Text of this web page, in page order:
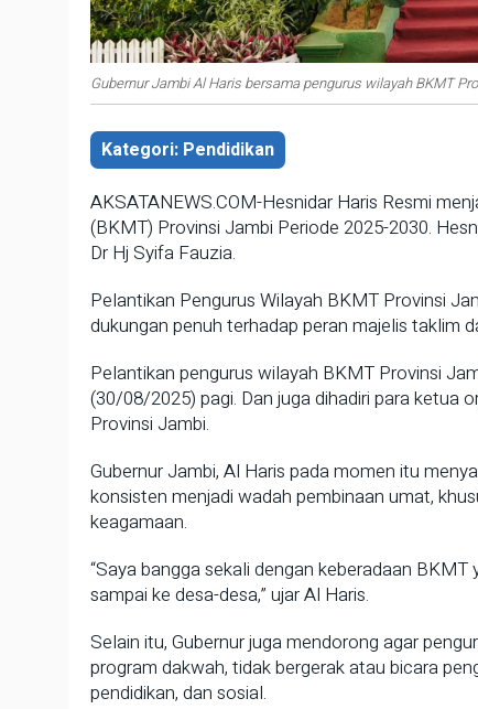
Gubernur Jambi Al Haris bersama pengurus wilayah BKMT
Kategori: Pendidikan
AKSATANEWS.COM-Hesnidar Haris Resmi
(BKMT) Provinsi Jambi Periode 2025-2030.
Dr Hj Syifa Fauzia.
Pelantikan Pengurus Wilayah BKMT Provinsi
dukungan penuh terhadap peran majelis taklim
Pelantikan pengurus wilayah BKMT Provinsi
(30/08/2025) pagi. Dan juga dihadiri para ketua
Provinsi Jambi.
Gubernur Jambi, Al Haris pada momen itu
konsisten menjadi wadah pembinaan umat,
keagamaan.
“Saya bangga sekali dengan keberadaan
sampai ke desa-desa,” ujar Al Haris.
Selain itu, Gubernur juga mendorong agar
program dakwah, tidak bergerak atau bicara
pendidikan, dan sosial.